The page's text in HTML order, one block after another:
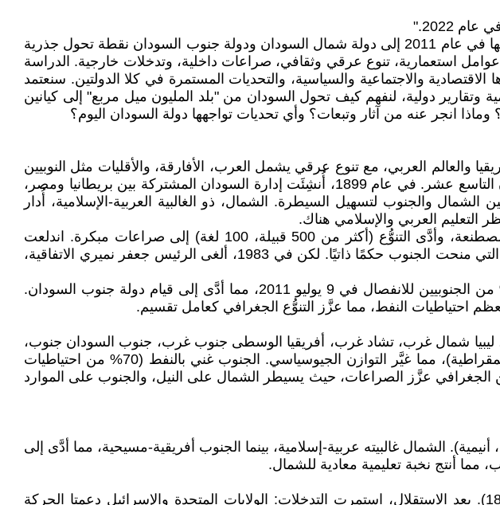
دولة السودان هي واحدة من أكثر الدول تعقيدًا في تاريخها السياسي والجغرافي، حيث يمثل تقسيمها في عام 2011 إلى دولة شمال السودان ودولة جنوب السودان نقطة تحول جذرية
استعمارية، تنوع عرقي وثقافي، صراعات داخلية، وتدخلات خارجية. الدراسة
والاجتماعية والسياسية، والتحديات المستمرة في كلا الدولتين. سنعتمد
وتقارير دولية، لنفهم كيف تحول السودان من "بلد المليون ميل مربع" إلى كيانين
انجر عنه من آثار وتبعات؟ وأي تحديات تواجهها دولة السودان اليوم؟
والعالم العربي، مع تنوع عرقي يشمل العرب، الأفارقة، والأقليات مثل النوبيين
والفور والدينكا. ومع ذلك، بدأت مشكلة التقسيم مع الاستعمار البريطاني-المصري في أواخر القرن التاسع عشر. في عام 1899، أُنشِئَت إدارة السودان المشتركة بين بريطانيا ومصر،
والجنوب لتسهيل السيطرة. الشمال، ذو الغالبية العربية-الإسلامية، أُدار
التعليم العربي والإسلامي هناك.
هذا الفصل أسَّس للانقسام الثقافي والسياسي. بعد الاستقلال في 1956، ورث السودان حدودًا مصطنعة، وأدَّى التنوُّع (أكثر من 500 قبيلة، 100 لغة) إلى صراعات مبكرة. اندلعت
الحرب الأهلية الأولى (1955–1972) بسبب التمييز ضد الجنوب، وانتهت باتفاقية أديس أبابا (1972) التي منحت الجنوب حكمًا ذاتيًا. لكن في 1983، ألغى الرئيس جعفر نميري الاتفاقية،
في 2005، أنهت اتفاقية السلام الشامل الحرب، وسمحت باستفتاء في 2011، حيث صوَّت 98.8% من الجنوبيين للانفصال في 9 يوليو 2011، مما أدَّى إلى قيام دولة جنوب السودان.
أفريقيا، مساحته السابقة 2.5 مليون كم²، يحده مصر شمالًا، ليبيا شمال غرب، تشاد غرب، أفريقيا الوسطى جنوب غرب، جنوب السودان جنوب،
إثيوبيا وإريتريا شرقًا. التقسيم جعل الحدود الجديدة مع ثلاث دول أفريقية (كينيا، أوغندا، كونغو الديمقراطية)، مما غيَّر التوازن الجيوسياسي. الجنوب غني بالنفط (70% من احتياطيات
الجغرافي عزَّز الصراعات، حيث يسيطر الشمال على النيل، والجنوب على الموارد
133 لغة، وأديان متعددة (إسلام، مسيحية، أنيمية). الشمال غالبيته عربية-إسلامية، بينما الجنوب أفريقية-مسيحية، مما أدَّى إلى
أنتج نخبة تعليمية معادية للشمال.
البريطانيون رسموا حدودًا تجاهلت الروابط الثقافية، ودعموا الجنوب لمواجهة المهدية (1885–1898). بعد الاستقلال، استمرت التدخلات: الولايات المتحدة والإسرائيل دعمتا الحركة